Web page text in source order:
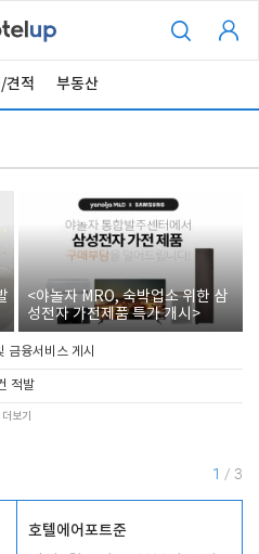
견적 부동산
<야놀자 MRO, 숙박업소 위한 삼
성전자 가전제품 특가 개시>
금융서비스 게시
적발
더보기
1 / 3
호텔에어포트준